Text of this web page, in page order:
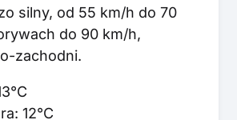
silny, od 55 km/h do 70
do 90 km/h,
zachodni.
12°C